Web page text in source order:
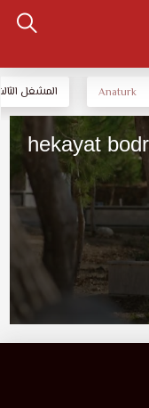
Anaturk المشغل